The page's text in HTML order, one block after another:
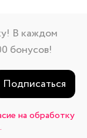
В каждом
бонусов!
Подписаться
на обработку